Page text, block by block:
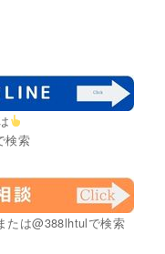
検索
たは@388lhtulで検索